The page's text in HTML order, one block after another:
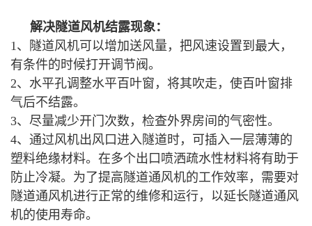
解决隧道风机结露现象：
1、隧道风机可以增加送风量，把风速设置到最大，
有条件的时候打开调节阀。
2、水平孔调整水平百叶窗，将其吹走，使百叶窗排
气后不结露。
3、尽量减少开门次数，检查外界房间的气密性。
4、通过风机出风口进入隧道时，可插入一层薄薄的
塑料绝缘材料。在多个出口喷洒疏水性材料将有助于
防止冷凝。为了提高隧道通风机的工作效率，需要对
隧道通风机进行正常的维修和运行，以延长隧道通风
机的使用寿命。